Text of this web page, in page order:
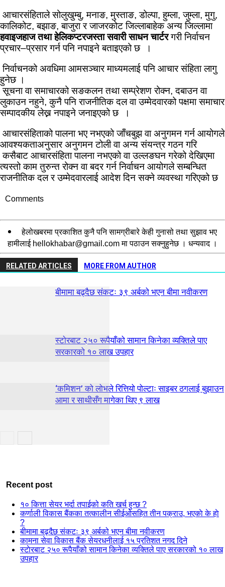
आचारसंहिताले सोलुखुम्बु, मनाङ, मुस्ताङ, डोल्पा, हुम्ला, जुम्ला, मुगु,
कालिकोट, बझाङ, बाजुरा र जाजरकोट जिल्लाबाहेक अन्य जिल्लामा
हवाइजहाज तथा हेलिकप्टरजस्ता सवारी साधन चार्टरगरी निर्वाचन
प्रचार–प्रसार गर्न पनि नपाइने बताइएको छ ।
निर्वाचनको अवधिमा आमसञ्चार माध्यमलाई पनि आचार संहिता लागु
हुनेछ ।
सूचना वा समाचारको सङकलन तथा सम्प्रेशण रोक्न, दबाउन वा
लुकाउन नहुने, कुनै पनि राजनीतिक दल वा उम्मेदवारको पक्षमा समाचार
सम्पादकीय लेख्न नपाइने जनाइएको छ ।
आचारसंहिताको पालना भए नभएको जाँचबुझ वा अनुगमन गर्न आयोगले
आवश्यकताअनुसार अनुगमन टोली वा अन्य संयन्त्र गठन गरि
कसैबाट आचारसंहिता पालना नभएको वा उल्लङघन गरेको देखिएमा
त्यस्तो काम तुरुन्त रोक्न वा बदर गर्न निर्वाचन आयोगले सम्बन्धित
राजनीतिक दल र उम्मेदवारलाई आदेश दिन सक्ने व्यवस्था गरिएको छ
Comments
हेलोखबरमा प्रकाशित कुनै पनि सामग्रीबारे केही गुनासो तथा सुझाव भए
हामीलाई hellokhabar@gmail.comमा पठाउन सक्नुहुनेछ । धन्यवाद ।
RELATED ARTICLES MORE FROM AUTHOR
बीमामा बढ्दैछ संकटः ३९ अर्बको भएन बीमा नवीकरण
स्टाेरबाट २५० रूपैयाँको सामान किनेका व्यक्तिले पाए
सरकारको १० लाख उपहार
‘कमिशन’ को लोभले रित्तियो पोल्टाः साइबर ठगलाई बुझाउन
आमा र साथीसँग मागेका थिए ९ लाख
Recent post
१० कित्ता सेयर भर्दा तपाईको कति खर्च हुन्छ ?
कर्णाली विकास बैंकका तत्कालीन सीईओसहित तीन पक्राउ, भएकाे के हाे
?
बीमामा बढ्दैछ संकटः ३९ अर्बको भएन बीमा नवीकरण
कामना सेवा विकास बैंक सेयरधनीलाई १५ प्रतिशत नगद दिने
स्टाेरबाट २५० रूपैयाँको सामान किनेका व्यक्तिले पाए सरकारको १० लाख
उपहार